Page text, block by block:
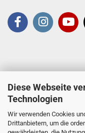
Diese Webseite
Technologien
Wir verwenden Cookies
Drittanbietern, um die